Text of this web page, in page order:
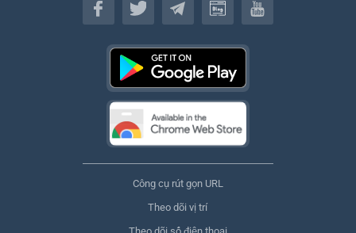
Công cụ rút gọn URL
Theo dõi vị trí